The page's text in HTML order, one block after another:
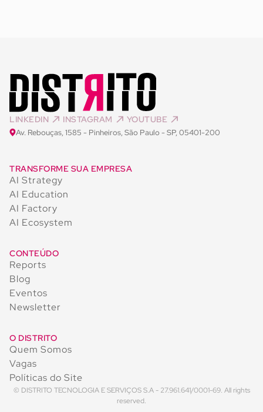
LINKEDIN INSTAGRAM YOUTUBE
Av. Rebouças, 1585 - Pinheiros, São Paulo - SP, 05401-200
TRANSFORME SUA EMPRESA
AI Strategy
AI Education
AI Factory
AI Ecosystem
CONTEÚDO
Reports
Blog
Eventos
Newsletter
O DISTRITO
Quem Somos
Vagas
Políticas do Site
© DISTRITO TECNOLOGIA E SERVIÇOS S.A - 27.961.641/0001-69. All rights
reserved.